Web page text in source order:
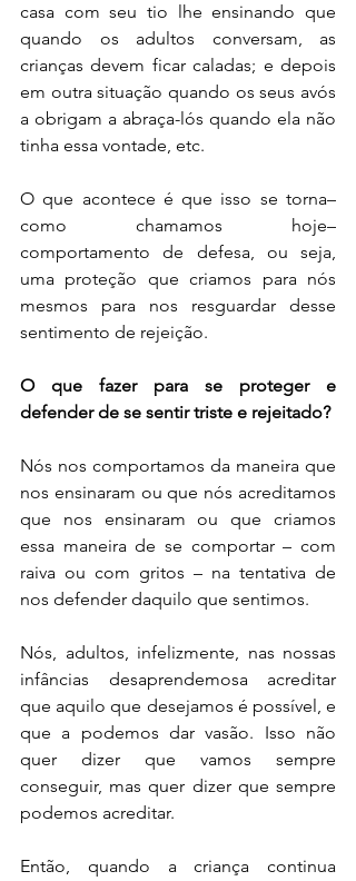
casa com seu tio lhe ensinando que
quando os adultos conversam, as
crianças devem ficar caladas; e depois
em outra situação quando os seus avós
a obrigam a abraça-lós quando ela não
tinha essa vontade, etc.
O que acontece é que isso se torna–
como chamamos hoje–
comportamento de defesa, ou seja,
uma proteção que criamos para nós
mesmos para nos resguardar desse
sentimento de rejeição.
O que fazer para se proteger e
defender de se sentir triste e rejeitado?
Nós nos comportamos da maneira que
nos ensinaram ou que nós acreditamos
que nos ensinaram ou que criamos
essa maneira de se comportar – com
raiva ou com gritos – na tentativa de
nos defender daquilo que sentimos.
Nós, adultos, infelizmente, nas nossas
infâncias desaprendemosa acreditar
que aquilo que desejamos é possível, e
que a podemos dar vasão. Isso não
quer dizer que vamos sempre
conseguir, mas quer dizer que sempre
podemos acreditar.
Então, quando a criança continua